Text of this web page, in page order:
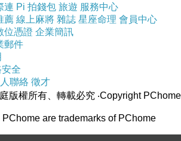
連 Pi 拍錢包 旅遊 服務中心
薦 線上麻將 雜誌 星座命理 會員中心
位憑證 企業簡訊
郵件
全
聯絡 徵才
庭版權所有、轉載必究 ‧Copyright PChome
are trademarks of PChome